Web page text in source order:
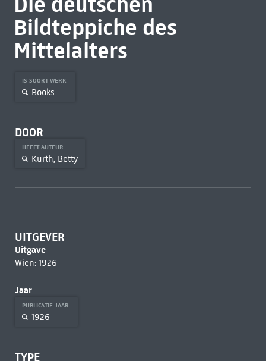
Bildteppiche des
Mittelalters
IS SOORT WERK
Books
DOOR
HEEFT AUTEUR
Kurth, Betty
UITGEVER
Uitgave
Wien: 1926
Jaar
PUBLICATIE JAAR
1926
TYPE